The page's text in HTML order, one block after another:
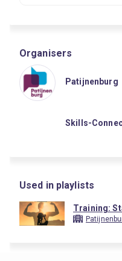
Organisers
Patijnenburg
Skills-
Used in playlists
Training: